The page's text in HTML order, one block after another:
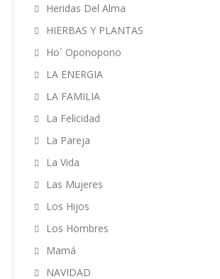
Heridas Del Alma
HIERBAS Y PLANTAS
Ho´ Oponopono
LA ENERGIA
LA FAMILIA
La Felicidad
La Pareja
La Vida
Las Mujeres
Los Hijos
Los Hombres
Mamá
NAVIDAD